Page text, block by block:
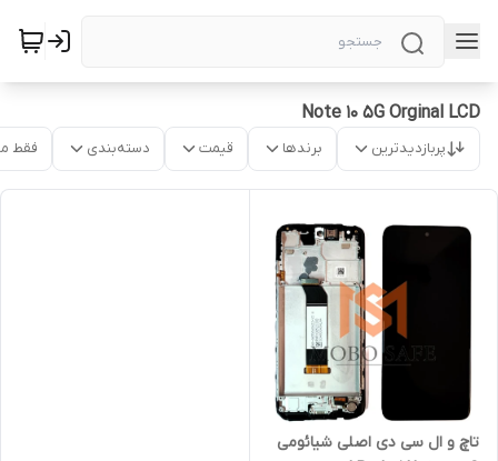
Note 10 5G Orginal LCD
پربازدیدترین برندها قیمت دسته‌بندی فقط
تاچ و ال سی دی اصلی شیائومی